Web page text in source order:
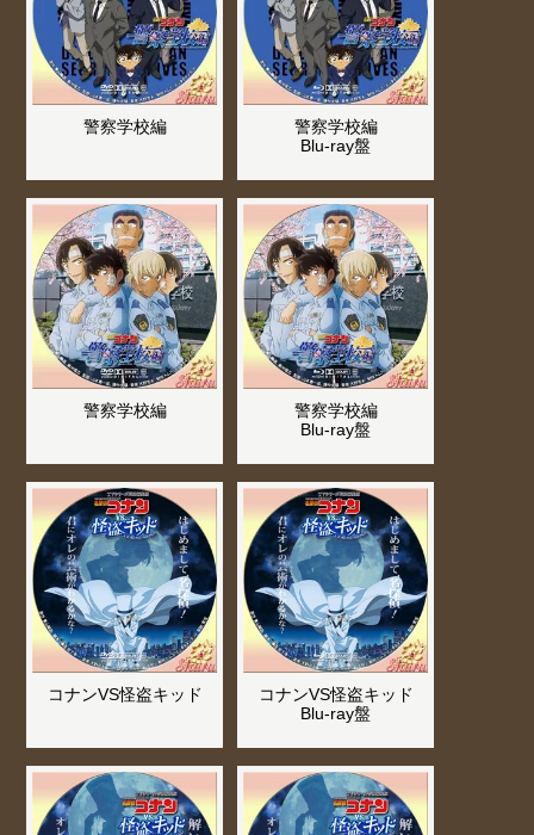
警察学校編
警察学校編
Blu-ray盤
警察学校編
警察学校編
Blu-ray盤
コナンVS怪盗キッド
コナンVS怪盗キッド
Blu-ray盤